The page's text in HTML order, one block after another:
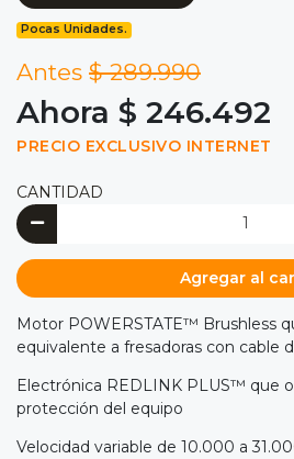
Pocas Unidades.
Antes $ 289.990
Ahora $ 246.492
PRECIO EXCLUSIVO INTERNET
CANTIDAD
Agregar al
Motor POWERSTATE™ Brushless
equivalente a fresadoras con cable
Electrónica REDLINK PLUS™ que
protección del equipo
Velocidad variable de 10.000 a